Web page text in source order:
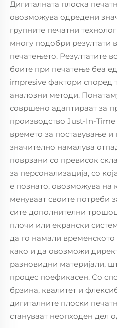
Дигиталната плоска
овозможува одредени
групните печатни
многу подобри резултати
печатењето. Резултатите
боите при печатење беа
impresive фактори според
аналозни методи.
совршено адаптираат за
производство Just-In-
времето за поставување и
значително намалува
поврзани со превисок
за персонализација, со
е познато, овозможува на
менуваат своите потреби
сите дополнителни
плочи или екрански
да го намали
како и да овозможи
разновидни материјали,
процес поефикасен. Со
брзина, квалитет и
дигиталните плоски
стануваат неопходен дел